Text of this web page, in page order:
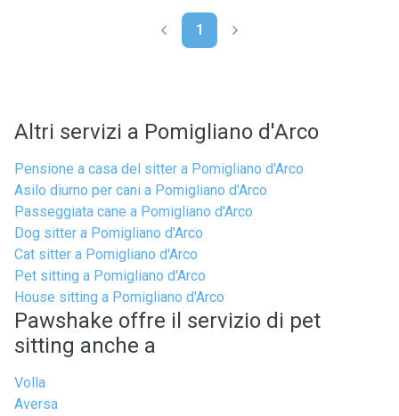
1
Altri servizi a Pomigliano d'Arco
Pensione a casa del sitter a Pomigliano d'Arco
Asilo diurno per cani a Pomigliano d'Arco
Passeggiata cane a Pomigliano d'Arco
Dog sitter a Pomigliano d'Arco
Cat sitter a Pomigliano d'Arco
Pet sitting a Pomigliano d'Arco
House sitting a Pomigliano d'Arco
Pawshake offre il servizio di pet
sitting anche a
Volla
Aversa